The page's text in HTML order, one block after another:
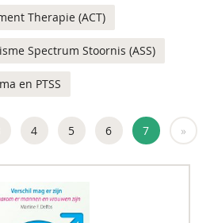
Therapie (ACT)
Spectrum Stoornis (ASS)
en PTSS
4 5 6 7 »